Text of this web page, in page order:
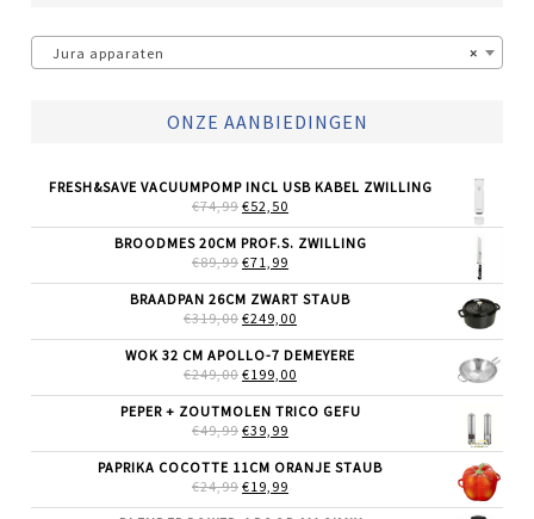
×
Jura apparaten
ONZE AANBIEDINGEN
FRESH&SAVE VACUUMPOMP INCL USB KABEL ZWILLING
€74,99 OORSPRONKELIJKE
WAS:
€74,99.
€52,50
IS:
BROODMES 20CM PROF.S. ZWILLING
€89,99 OORSPRONKELIJKE
WAS:
€89,99.
€71,99
IS:
€71,99.
BRAADPAN 26CM ZWART STAUB
€319,00 OORSPRONKELIJKE
WAS:
€319,00.
€249,00
IS:
WOK 32 CM APOLLO-7 DEMEYERE
€249,00 OORSPRONKELIJKE
WAS:
€249,00.
€199,00
IS:
PEPER + ZOUTMOLEN TRICO GEFU
€49,99 OORSPRONKELIJKE
WAS:
€49,99.
€39,99
IS:
PAPRIKA COCOTTE 11CM ORANJE STAUB
€24,99 OORSPRONKELIJKE
€19,99